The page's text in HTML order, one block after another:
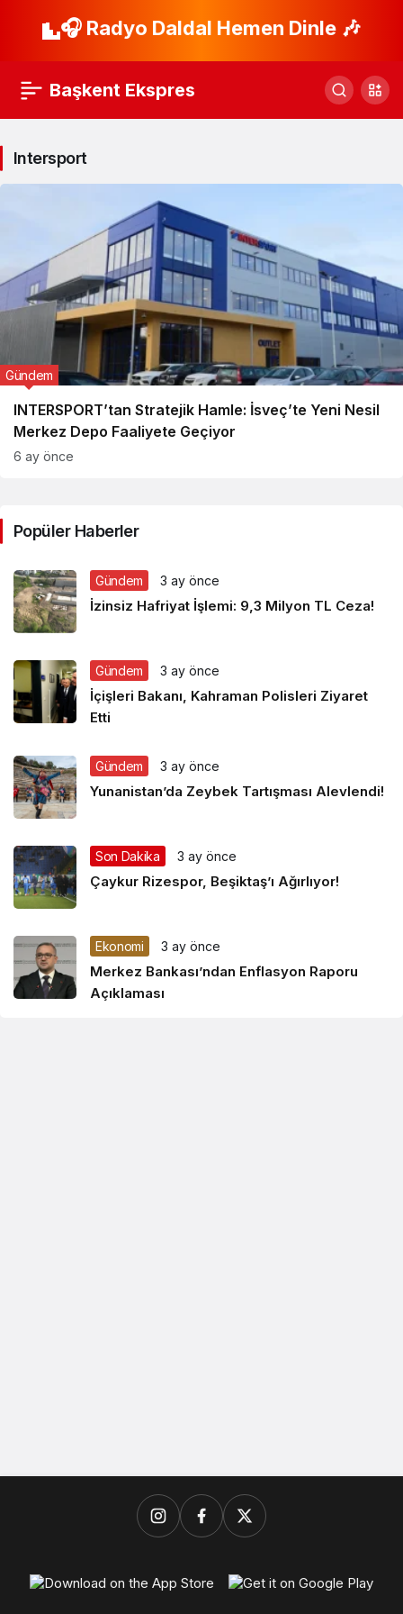
🎧 Radyo Daldal Hemen Dinle 🎶
Başkent Ekspres
Intersport
INTERSPORT’tan Stratejik Hamle: İsveç’te Yeni Nesil
Merkez Depo Faaliyete Geçiyor
Gündem
6 ay önce
Popüler Haberler
Gündem 3 ay önce
İzinsiz Hafriyat İşlemi: 9,3 Milyon TL Ceza!
Gündem 3 ay önce
İçişleri Bakanı, Kahraman Polisleri Ziyaret
Etti
Gündem 3 ay önce
Yunanistan’da Zeybek Tartışması Alevlendi!
Son Dakika 3 ay önce
Çaykur Rizespor, Beşiktaş’ı Ağırlıyor!
Ekonomi 3 ay önce
Merkez Bankası’ndan Enflasyon Raporu
Açıklaması